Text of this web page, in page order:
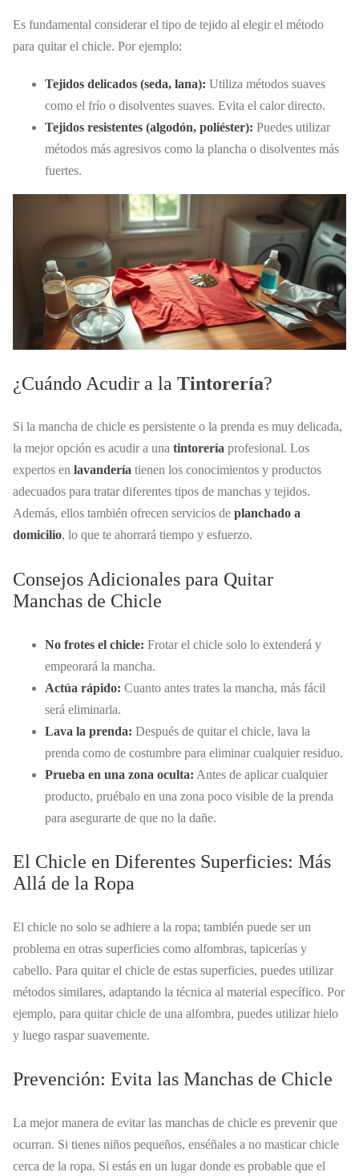
Es fundamental considerar el tipo de tejido al elegir el método
para quitar el chicle. Por ejemplo:
Tejidos delicados (seda, lana): Utiliza métodos suaves
como el frío o disolventes suaves. Evita el calor directo.
Tejidos resistentes (algodón, poliéster): Puedes utilizar
métodos más agresivos como la plancha o disolventes más
fuertes.
¿Cuándo Acudir a la Tintorería?
Si la mancha de chicle es persistente o la prenda es muy delicada,
la mejor opción es acudir a una tintorería profesional. Los
expertos en lavandería tienen los conocimientos y productos
adecuados para tratar diferentes tipos de manchas y tejidos.
Además, ellos también ofrecen servicios de planchado a
domicilio, lo que te ahorrará tiempo y esfuerzo.
Consejos Adicionales para Quitar
Manchas de Chicle
No frotes el chicle: Frotar el chicle solo lo extenderá y
empeorará la mancha.
Actúa rápido: Cuanto antes trates la mancha, más fácil
será eliminarla.
Lava la prenda: Después de quitar el chicle, lava la
prenda como de costumbre para eliminar cualquier residuo.
Prueba en una zona oculta: Antes de aplicar cualquier
producto, pruébalo en una zona poco visible de la prenda
para asegurarte de que no la dañe.
El Chicle en Diferentes Superficies: Más
Allá de la Ropa
El chicle no solo se adhiere a la ropa; también puede ser un
problema en otras superficies como alfombras, tapicerías y
cabello. Para quitar el chicle de estas superficies, puedes utilizar
métodos similares, adaptando la técnica al material específico. Por
ejemplo, para quitar chicle de una alfombra, puedes utilizar hielo
y luego raspar suavemente.
Prevención: Evita las Manchas de Chicle
La mejor manera de evitar las manchas de chicle es prevenir que
ocurran. Si tienes niños pequeños, enséñales a no masticar chicle
cerca de la ropa. Si estás en un lugar donde es probable que el